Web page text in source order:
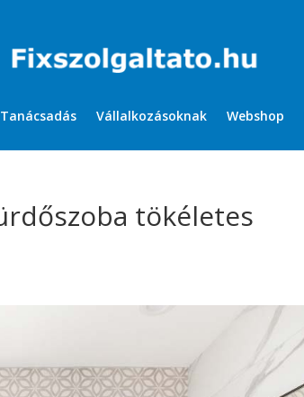
Tanácsadás Vállalkozásoknak Webshop
tökéletes